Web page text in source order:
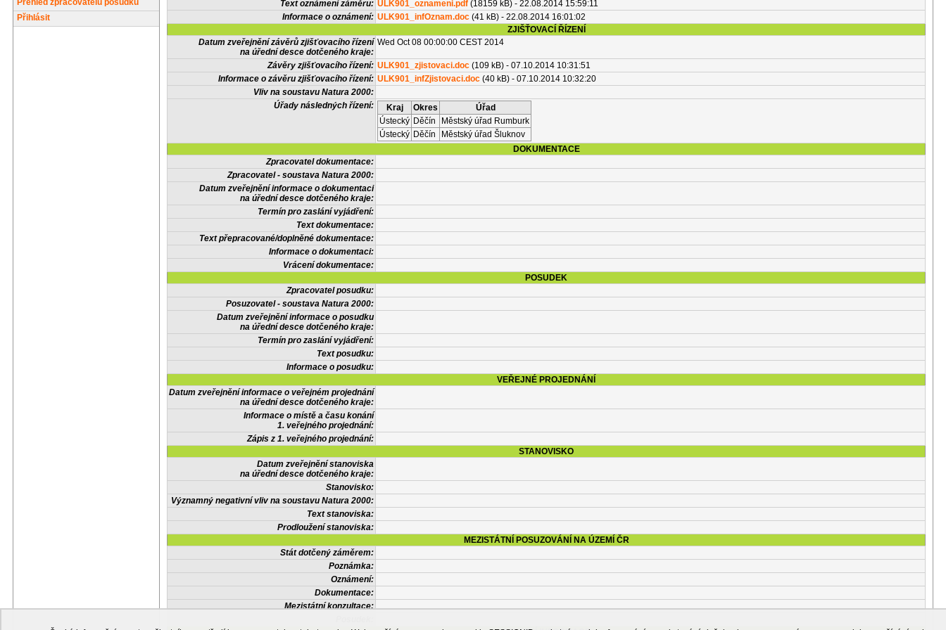
Přehled zpracovatelů posudků
Přihlásit
Text oznámení záměru: ULK901_oznameni.pdf (18159 kB) - 22.08.2014 15:59:11
Informace o oznámení: ULK901_infOznam.doc (41 kB) - 22.08.2014 16:01:02
ZJIŠŤOVACÍ ŘÍZENÍ
Datum zveřejnění závěrů zjišťovacího řízení
na úřední desce dotčeného kraje:
Wed Oct 08 00:00:00 CEST 2014
Závěry zjišťovacího řízení: ULK901_zjistovaci.doc (109 kB) - 07.10.2014 10:31:51
Informace o závěru zjišťovacího řízení: ULK901_infZjistovaci.doc (40 kB) - 07.10.2014 10:32:20
Vliv na soustavu Natura 2000:
Úřady následných řízení:
Kraj Okres
Úřad
Ústecký Děčín
Městský úřad Rumburk
Ústecký Děčín
Městský úřad Šluknov
DOKUMENTACE
Zpracovatel dokumentace:
Zpracovatel - soustava Natura 2000:
Datum zveřejnění informace o dokumentaci
na úřední desce dotčeného kraje:
Termín pro zaslání vyjádření:
Text dokumentace:
Text přepracované/doplněné dokumentace:
Informace o dokumentaci:
Vrácení dokumentace:
POSUDEK
Zpracovatel posudku:
Posuzovatel - soustava Natura 2000:
Datum zveřejnění informace o posudku
na úřední desce dotčeného kraje:
Termín pro zaslání vyjádření:
Text posudku:
Informace o posudku:
VEŘEJNÉ PROJEDNÁNÍ
Datum zveřejnění informace o veřejném projednání
na úřední desce dotčeného kraje:
Informace o místě a času konání
1. veřejného projednání:
Zápis z 1. veřejného projednání:
STANOVISKO
Datum zveřejnění stanoviska
na úřední desce dotčeného kraje:
Stanovisko:
Významný negativní vliv na soustavu Natura 2000:
Text stanoviska:
Prodloužení stanoviska:
MEZISTÁTNÍ POSUZOVÁNÍ NA ÚZEMÍ ČR
Stát dotčený záměrem:
Poznámka:
Oznámení:
Dokumentace:
Mezistátní konzultace: